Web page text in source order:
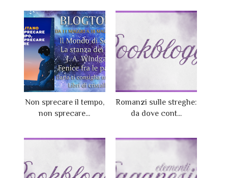
Non sprecare il tempo,
non sprecare...
Romanzi sulle streghe:
da dove cont...